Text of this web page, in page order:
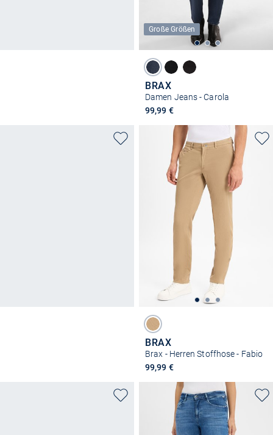
Große Größen
BRAX
Damen Jeans - Carola
99,99 €
BRAX
Brax - Herren Stoffhose - Fabio
99,99 €